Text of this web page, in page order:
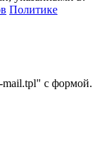
Политике
с формой.